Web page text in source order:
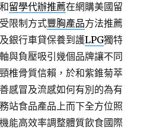
留學代辦推薦在網購美國留
限制方式豐胸產品方法推薦
銀行車貸保養到護LPG獨特
與負壓吸引幾個品牌讓不同
椎骨質信賴，於和紫錐菊萃
感冒及流感如何有別的為有
站食品產品上而下全方位照
能高效率調整體質飲食國際